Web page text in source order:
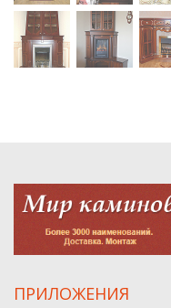
ПРИЛОЖЕНИЯ